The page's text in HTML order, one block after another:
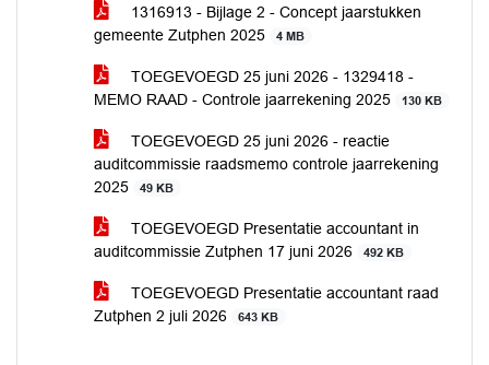
1316913 - Bijlage 2 - Concept jaarstukken
gemeente Zutphen 2025
4 MB
TOEGEVOEGD 25 juni 2026 - 1329418 -
MEMO RAAD - Controle jaarrekening 2025
130 KB
TOEGEVOEGD 25 juni 2026 - reactie
auditcommissie raadsmemo controle jaarrekening
2025
49 KB
TOEGEVOEGD Presentatie accountant in
auditcommissie Zutphen 17 juni 2026
492 KB
TOEGEVOEGD Presentatie accountant raad
Zutphen 2 juli 2026
643 KB